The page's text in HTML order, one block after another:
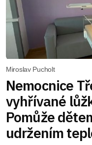
Miroslav Pucholt
Nemocnice
vyhřívané
Pomůže
udržením